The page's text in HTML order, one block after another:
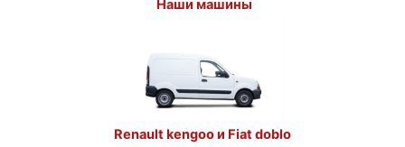
Наши машины
Renault kengoo и Fiat doblo